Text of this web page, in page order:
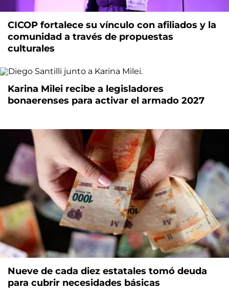
CICOP fortalece su vínculo con afiliados y la
comunidad a través de propuestas
culturales
Karina Milei recibe a legisladores
bonaerenses para activar el armado 2027
Nueve de cada diez estatales tomó deuda
para cubrir necesidades básicas